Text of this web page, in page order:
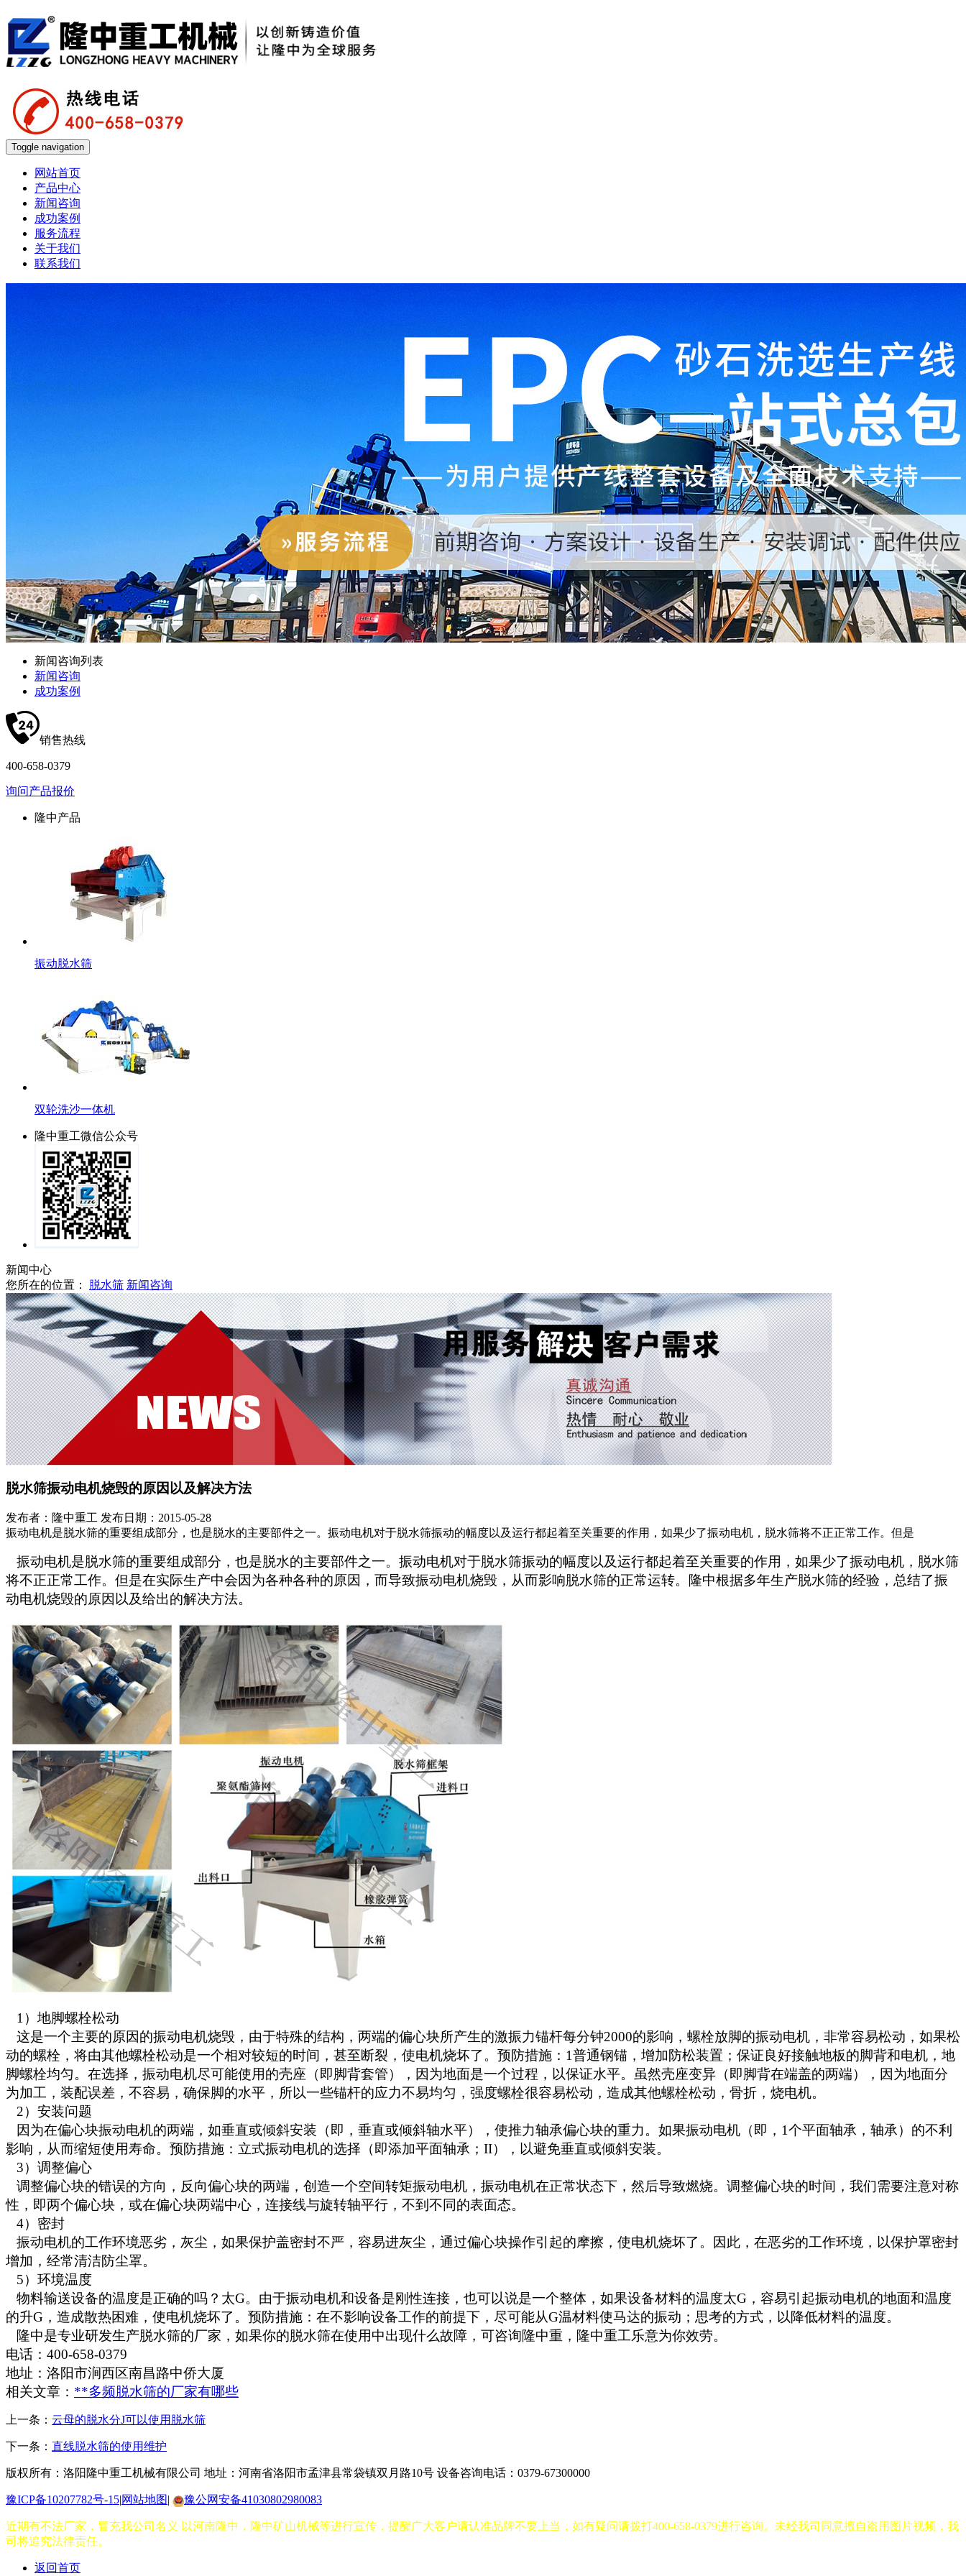
Toggle navigation
网站首页
产品中心
新闻咨询
成功案例
服务流程
关于我们
联系我们
新闻咨询列表
新闻咨询
成功案例
销售热线
400-658-0379
询问产品报价
隆中产品
振动脱水筛
双轮洗沙一体机
隆中重工微信公众号
新闻中心
您所在的位置：
脱水筛 新闻咨询
脱水筛振动电机烧毁的原因以及解决方法
发布者：隆中重工 发布日期：2015-05-28
振动电机是脱水筛的重要组成部分，也是脱水的主要部件之一。振动电机对于脱水筛振动的幅度以及运行都起着至关重要的作用，如果少了振动电机，脱水筛将不正正常工作。但是
振动电机是脱水筛的重要组成部分，也是脱水的主要部件之一。振动电机对于脱水筛振动的幅度以及运行都起着至关重要的作用，如果少了振动电机，脱水筛
将不正正常工作。但是在实际生产中会因为各种各种的原因，而导致振动电机烧毁，从而影响脱水筛的正常运转。隆中根据多年生产脱水筛的经验，总结了振
动电机烧毁的原因以及给出的解决方法。
1）地脚螺栓松动
这是一个主要的原因的振动电机烧毁，由于特殊的结构，两端的偏心块所产生的激振力锚杆每分钟2000的影响，螺栓放脚的振动电机，非常容易松动，如果松
动的螺栓，将由其他螺栓松动是一个相对较短的时间，甚至断裂，使电机烧坏了。预防措施：1普通钢锚，增加防松装置；保证良好接触地板的脚背和电机，地
脚螺栓均匀。在选择，振动电机尽可能使用的壳座（即脚背套管），因为地面是一个过程，以保证水平。虽然壳座变异（即脚背在端盖的两端），因为地面分
为加工，装配误差，不容易，确保脚的水平，所以一些锚杆的应力不易均匀，强度螺栓很容易松动，造成其他螺栓松动，骨折，烧电机。
2）安装问题
因为在偏心块振动电机的两端，如垂直或倾斜安装（即，垂直或倾斜轴水平），使推力轴承偏心块的重力。如果振动电机（即，1个平面轴承，轴承）的不利
影响，从而缩短使用寿命。预防措施：立式振动电机的选择（即添加平面轴承；II），以避免垂直或倾斜安装。
3）调整偏心
调整偏心块的错误的方向，反向偏心块的两端，创造一个空间转矩振动电机，振动电机在正常状态下，然后导致燃烧。调整偏心块的时间，我们需要注意对称
性，即两个偏心块，或在偏心块两端中心，连接线与旋转轴平行，不到不同的表面态。
4）密封
振动电机的工作环境恶劣，灰尘，如果保护盖密封不严，容易进灰尘，通过偏心块操作引起的摩擦，使电机烧坏了。因此，在恶劣的工作环境，以保护罩密封
增加，经常清洁防尘罩。
5）环境温度
物料输送设备的温度是正确的吗？太G。由于振动电机和设备是刚性连接，也可以说是一个整体，如果设备材料的温度太G，容易引起振动电机的地面和温度
的升G，造成散热困难，使电机烧坏了。预防措施：在不影响设备工作的前提下，尽可能从G温材料使马达的振动；思考的方式，以降低材料的温度。
隆中是专业研发生产脱水筛的厂家，如果你的脱水筛在使用中出现什么故障，可咨询隆中重，隆中重工乐意为你效劳。
电话：400-658-0379
地址：洛阳市涧西区南昌路中侨大厦
相关文章： **多频脱水筛的厂家有哪些
上一条： 云母的脱水分J可以使用脱水筛
下一条： 直线脱水筛的使用维护
版权所有：洛阳隆中重工机械有限公司 地址：河南省洛阳市孟津县常袋镇双月路10号 设备咨询电话：0379-67300000
豫ICP备10207782号-15|网站地图| 豫公网安备41030802980083
近期有不法厂家，冒充我公司名义 以河南隆中，隆中矿山机械等进行宣传，提醒广大客户请认准品牌不要上当，如有疑问请拨打400-658-0379进行咨询。未经我司同意擅自盗用图片视频，我
司将追究法律责任。
返回首页